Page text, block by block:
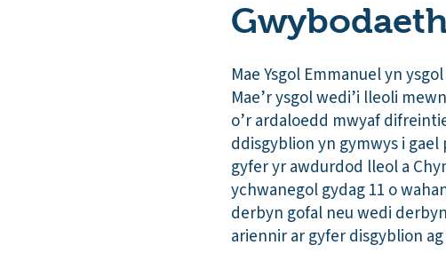
Mae Ysgol Emmanuel yn
Mae’r ysgol wedi’i lleoli
o’r ardaloedd mwyaf
ddisgyblion yn gymwys i
gyfer yr awdurdod lleol a
ychwanegol gydag 11 o
derbyn gofal neu wedi
ariennir ar gyfer disgyblion ag